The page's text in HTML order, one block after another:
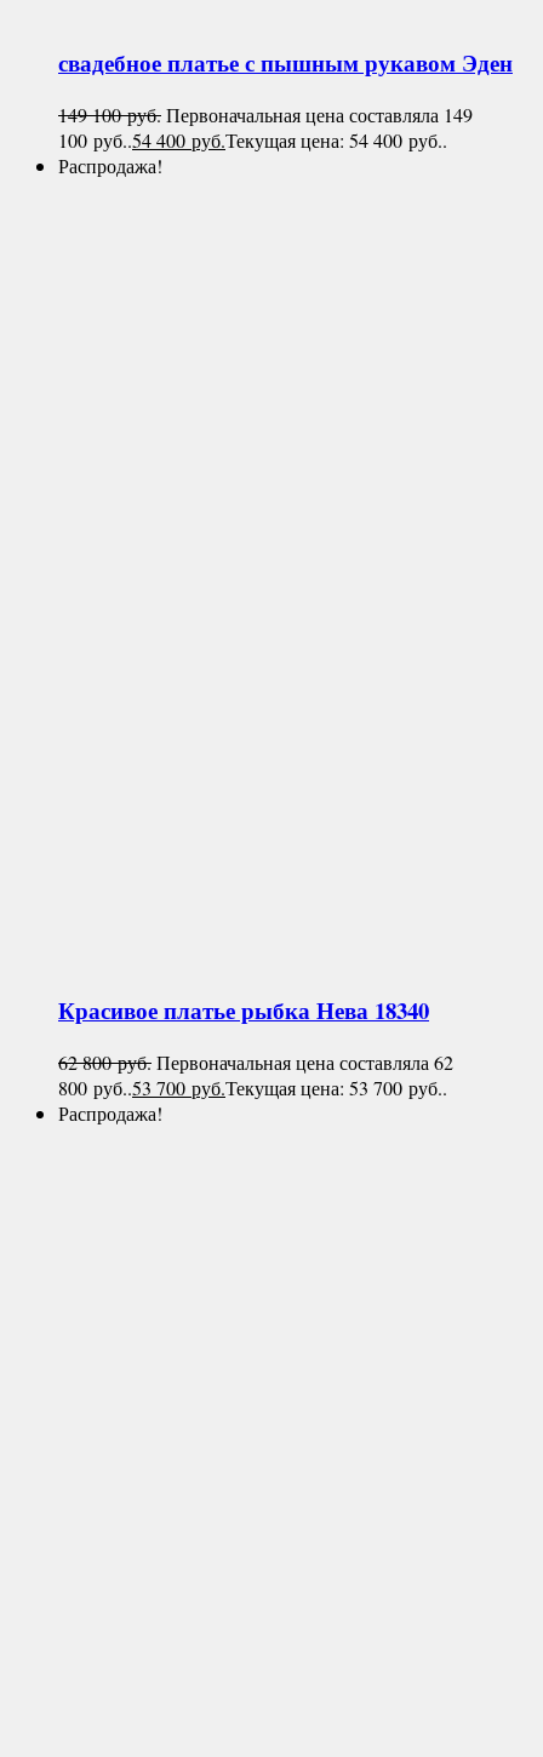
свадебное платье с пышным рукавом Эден
149 100руб.Первоначальная цена составляла 149
100 руб..54 400 руб.Текущая цена: 54 400 руб..
Распродажа!
Красивое платье рыбкаНева 18340
62 800руб.Первоначальная цена составляла 62
800 руб..53 700 руб.Текущая цена: 53 700 руб..
Распродажа!